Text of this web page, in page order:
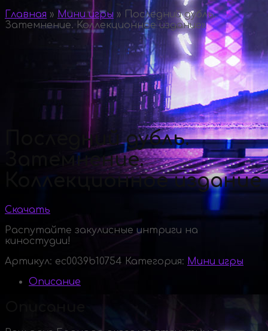
Главная » Мини игры » Последний дубль.
Затемнение. Коллекционное издание»
Последний дубль.
Затемнение.
Коллекционное издание
Скачать
Распутайте закулисные интриги на
киностудии!
Артикул: ec0039b10754 Категория: Мини игры
Описание